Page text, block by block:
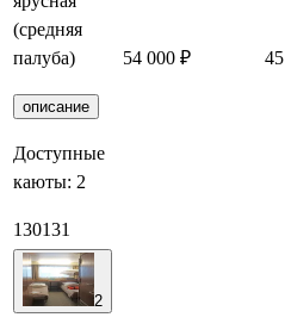
(средняя
палуба)
описание
Доступные
каюты: 2
130131
54 000 ₽
2